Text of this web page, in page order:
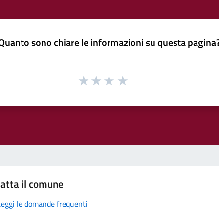
sono chiare le informazioni su questa
il comune
le domande frequenti